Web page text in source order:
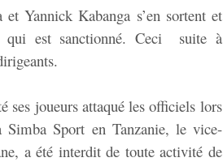
et Yannick Kabanga s’en sortent et
qui est sanctionné. Ceci suite à
joueurs attaqué les officiels lors
Sport en Tanzanie, le vice-
a été interdit de toute activité de